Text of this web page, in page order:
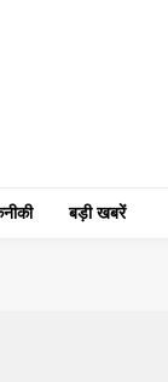
बड़ी खबरें